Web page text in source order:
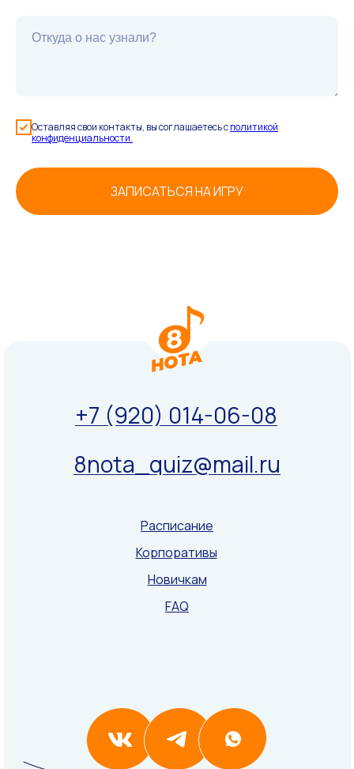
Оставляя свои контакты, вы соглашаетесь сполитикой
конфиденциальности.
ЗАПИСАТЬСЯ НА ИГРУ
Расписание
Корпоративы
FAQ
Новичкам
+7 (920) 014-06-08
8nota_quiz@mail.ru